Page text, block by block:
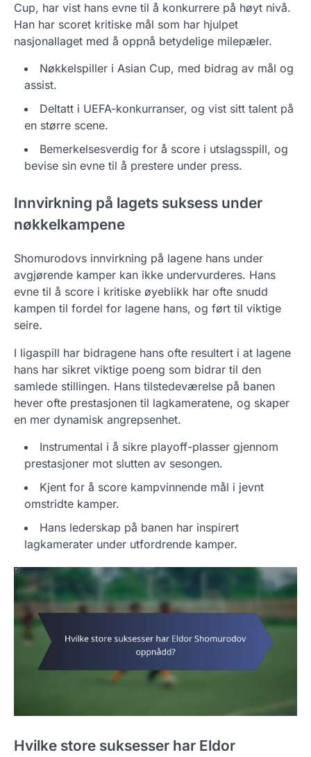
Cup, har vist hans evne til å konkurrere på høyt nivå.
Han har scoret kritiske mål som har hjulpet
nasjonallaget med å oppnå betydelige milepæler.
Nøkkelspiller i Asian Cup, med bidrag av mål og
assist.
Deltatt i UEFA-konkurranser, og vist sitt talent på
en større scene.
Bemerkelsesverdig for å score i utslagsspill, og
bevise sin evne til å prestere under press.
Innvirkning på lagets suksess under
nøkkelkampene
Shomurodovs innvirkning på lagene hans under
avgjørende kamper kan ikke undervurderes. Hans
evne til å score i kritiske øyeblikk har ofte snudd
kampen til fordel for lagene hans, og ført til viktige
seire.
I ligaspill har bidragene hans ofte resultert i at lagene
hans har sikret viktige poeng som bidrar til den
samlede stillingen. Hans tilstedeværelse på banen
hever ofte prestasjonen til lagkameratene, og skaper
en mer dynamisk angrepsenhet.
Instrumental i å sikre playoff-plasser gjennom
prestasjoner mot slutten av sesongen.
Kjent for å score kampvinnende mål i jevnt
omstridte kamper.
Hans lederskap på banen har inspirert
lagkamerater under utfordrende kamper.
Hvilke store suksesser har Eldor